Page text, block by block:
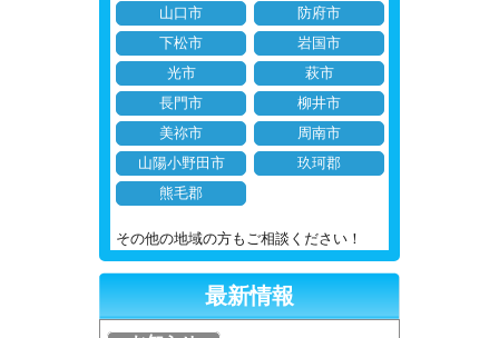
山口市
防府市
下松市
岩国市
光市
萩市
長門市
柳井市
美祢市
周南市
山陽小野田市
玖珂郡
熊毛郡
その他の地域の方もご相談ください！
最新情報